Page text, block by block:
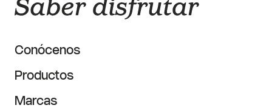
Conócenos
Productos
Marcas